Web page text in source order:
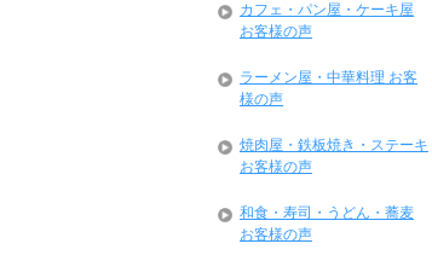
カフェ・パン屋・ケーキ屋
お客様の声
ラーメン屋・中華料理 お客
様の声
焼肉屋・鉄板焼き・ステーキ
お客様の声
和食・寿司・うどん・蕎麦
お客様の声